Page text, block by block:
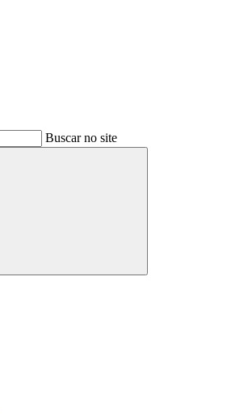
Buscar no site
Buscar